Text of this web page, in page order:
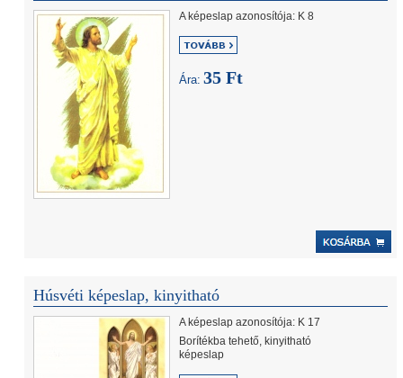
A képeslap azonosítója: K 8
Ára: 35 Ft
Húsvéti képeslap, kinyitható
A képeslap azonosítója: K 17
Borítékba tehető, kinyitható
képeslap